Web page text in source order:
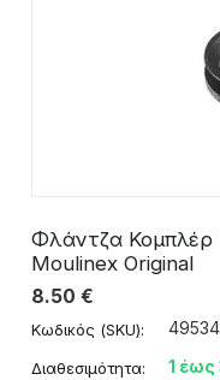
Φλάντζα
Moulinex Original
8.50 €
Κωδικός (SKU):
Διαθεσιμότητα: 1 έως